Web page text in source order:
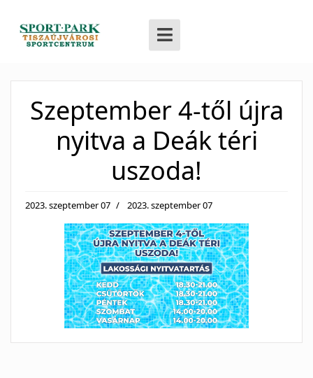
Szeptember 4-től újra
nyitva a Deák téri
uszoda!
2023. szeptember 07 2023. szeptember 07